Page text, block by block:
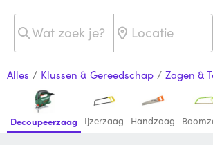
Alles / Klussen & Gereedschap / Zagen &
Decoupeerzaag Ijzerzaag Handzaag